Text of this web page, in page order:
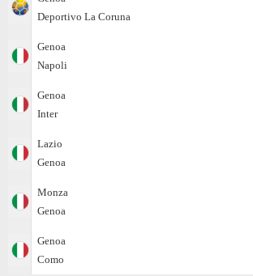
Deportivo La Coruna
Genoa
Napoli
Genoa
Inter
Lazio
Genoa
Monza
Genoa
Genoa
Como